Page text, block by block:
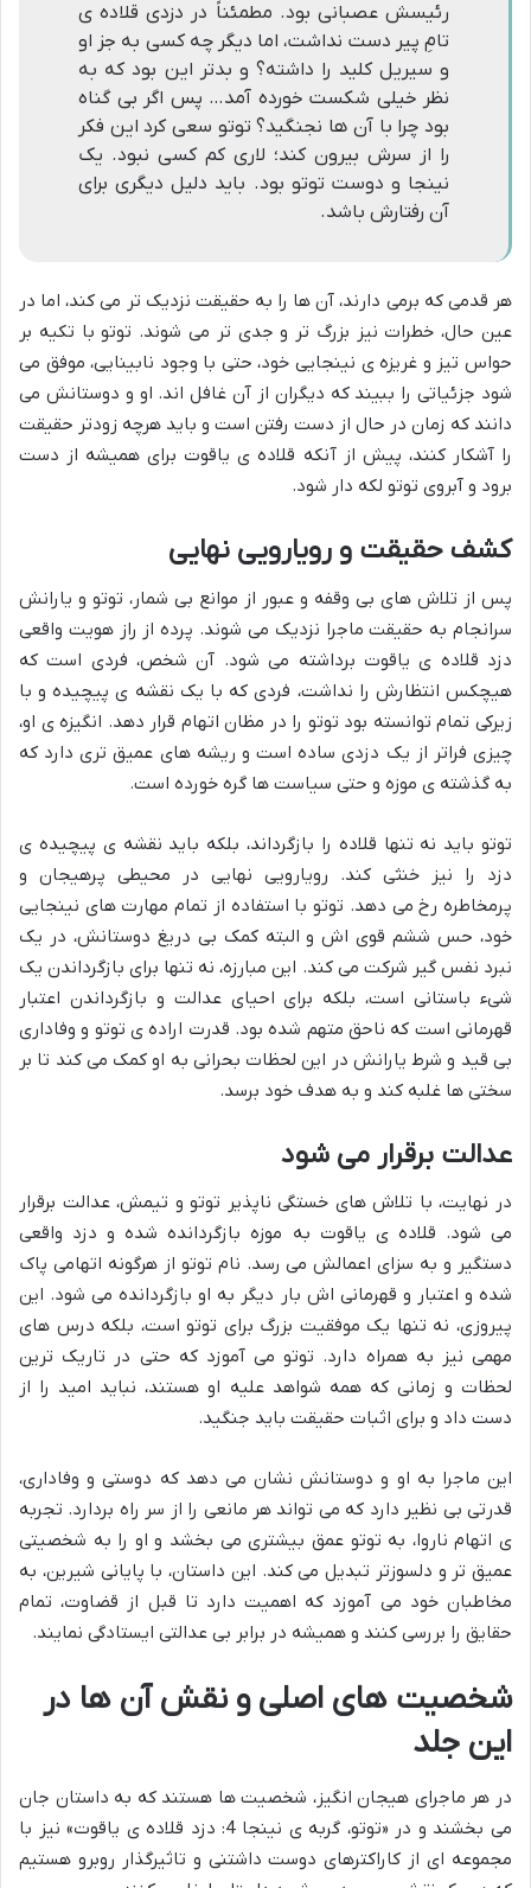
رئیسش عصبانی بود. مطمئناً در دزدی قلاده ی
تامِ پیر دست نداشت، اما دیگر چه کسی به جز او
و سیریل کلید را داشته؟ و بدتر این بود که به
نظر خیلی شکست خورده آمد… پس اگر بی گناه
بود چرا با آن ها نجنگید؟ توتو سعی کرد این فکر
را از سرش بیرون کند؛ لاری کم کسی نبود. یک
نینجا و دوست توتو بود. باید دلیل دیگری برای
آن رفتارش باشد.
هر قدمی که برمی دارند، آن ها را به حقیقت نزدیک تر می کند، اما در
عین حال، خطرات نیز بزرگ تر و جدی تر می شوند. توتو با تکیه بر
حواس تیز و غریزه ی نینجایی خود، حتی با وجود نابینایی، موفق می
شود جزئیاتی را ببیند که دیگران از آن غافل اند. او و دوستانش می
دانند که زمان در حال از دست رفتن است و باید هرچه زودتر حقیقت
را آشکار کنند، پیش از آنکه قلاده ی یاقوت برای همیشه از دست
برود و آبروی توتو لکه دار شود.
کشف حقیقت و رویارویی نهایی
پس از تلاش های بی وقفه و عبور از موانع بی شمار، توتو و یارانش
سرانجام به حقیقت ماجرا نزدیک می شوند. پرده از راز هویت واقعی
دزد قلاده ی یاقوت برداشته می شود. آن شخص، فردی است که
هیچکس انتظارش را نداشت، فردی که با یک نقشه ی پیچیده و با
زیرکی تمام توانسته بود توتو را در مظان اتهام قرار دهد. انگیزه ی او،
چیزی فراتر از یک دزدی ساده است و ریشه های عمیق تری دارد که
به گذشته ی موزه و حتی سیاست ها گره خورده است.
توتو باید نه تنها قلاده را بازگرداند، بلکه باید نقشه ی پیچیده ی
دزد را نیز خنثی کند. رویارویی نهایی در محیطی پرهیجان و
پرمخاطره رخ می دهد. توتو با استفاده از تمام مهارت های نینجایی
خود، حس ششم قوی اش و البته کمک بی دریغ دوستانش، در یک
نبرد نفس گیر شرکت می کند. این مبارزه، نه تنها برای بازگرداندن یک
شیء باستانی است، بلکه برای احیای عدالت و بازگرداندن اعتبار
قهرمانی است که ناحق متهم شده بود. قدرت اراده ی توتو و وفاداری
بی قید و شرط یارانش در این لحظات بحرانی به او کمک می کند تا بر
سختی ها غلبه کند و به هدف خود برسد.
عدالت برقرار می شود
در نهایت، با تلاش های خستگی ناپذیر توتو و تیمش، عدالت برقرار
می شود. قلاده ی یاقوت به موزه بازگردانده شده و دزد واقعی
دستگیر و به سزای اعمالش می رسد. نام توتو از هرگونه اتهامی پاک
شده و اعتبار و قهرمانی اش بار دیگر به او بازگردانده می شود. این
پیروزی، نه تنها یک موفقیت بزرگ برای توتو است، بلکه درس های
مهمی نیز به همراه دارد. توتو می آموزد که حتی در تاریک ترین
لحظات و زمانی که همه شواهد علیه او هستند، نباید امید را از
دست داد و برای اثبات حقیقت باید جنگید.
این ماجرا به او و دوستانش نشان می دهد که دوستی و وفاداری،
قدرتی بی نظیر دارد که می تواند هر مانعی را از سر راه بردارد. تجربه
ی اتهام ناروا، به توتو عمق بیشتری می بخشد و او را به شخصیتی
عمیق تر و دلسوزتر تبدیل می کند. این داستان، با پایانی شیرین، به
مخاطبان خود می آموزد که اهمیت دارد تا قبل از قضاوت، تمام
حقایق را بررسی کنند و همیشه در برابر بی عدالتی ایستادگی نمایند.
شخصیت های اصلی و نقش آن ها در
این جلد
در هر ماجرای هیجان انگیز، شخصیت ها هستند که به داستان جان
می بخشند و در «توتو، گربه ی نینجا 4: دزد قلاده ی یاقوت» نیز با
مجموعه ای از کاراکترهای دوست داشتنی و تاثیرگذار روبرو هستیم